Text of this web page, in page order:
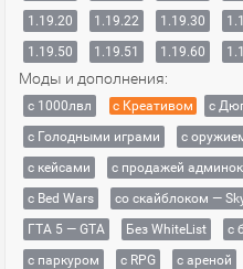
1.19.20
1.19.22 1.19.30
1.19.50
1.19.51 1.19.60
Моды и дополнения:
с 1000лвл c Креативом с
с Голодными играми
с
с кейсами
с продажей админок
с Bed Wars
со скайблоком —
ГТА 5 — GTA
Без WhiteList
с
с паркуром
с RPG с ареной